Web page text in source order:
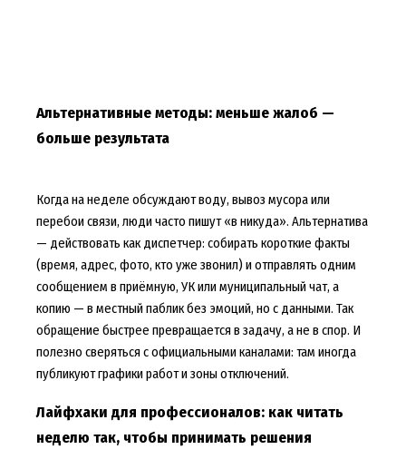
Альтернативные методы: меньше жалоб —
больше результата
Когда на неделе обсуждают воду, вывоз мусора или
перебои связи, люди часто пишут «в никуда». Альтернатива
— действовать как диспетчер: собирать короткие факты
(время, адрес, фото, кто уже звонил) и отправлять одним
сообщением в приёмную, УК или муниципальный чат, а
копию — в местный паблик без эмоций, но с данными. Так
обращение быстрее превращается в задачу, а не в спор. И
полезно сверяться с официальными каналами: там иногда
публикуют графики работ и зоны отключений.
Лайфхаки для профессионалов: как читать
неделю так, чтобы принимать решения